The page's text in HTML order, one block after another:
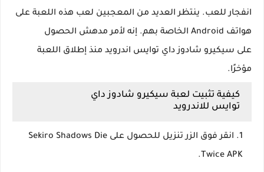
انفجار للعب. ينتظر العديد من المعجبين لعب هذه اللعبة على
هواتف Android الخاصة بهم. إنه لأمر مدهش الحصول
على سيكيرو شادوز داي توايس اندرويد منذ إطلاق اللعبة
مؤخرًا.
كيفية تثبيت لعبة سيكيرو شادوز داي
توايس للاندرويد
انقر فوق الزر تنزيل للحصول على Sekiro Shadows Die
Twice APK.